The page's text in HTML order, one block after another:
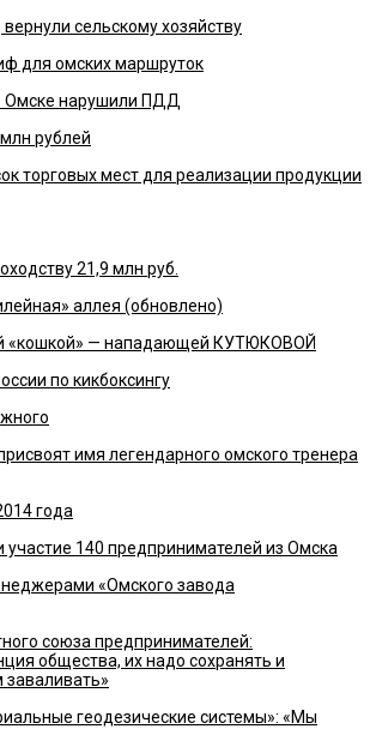
сельскому хозяйству
для омских маршруток
Омске нарушили ПДД
рублей
торговых мест для реализации продукции
21,9 млн руб.
аллея (обновлено)
«кошкой» — нападающей КУТЮКОВОЙ
по кикбоксингу
имя легендарного омского тренера
года
140 предпринимателей из Омска
«Омского завода
союза предпринимателей:
общества, их надо сохранять и
заваливать»
геодезические системы»: «Мы